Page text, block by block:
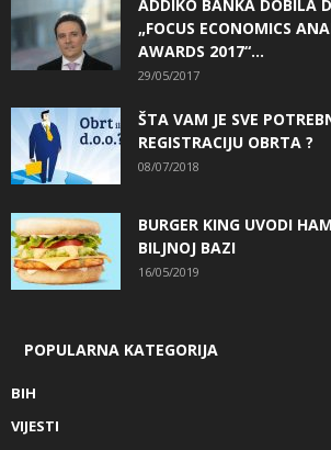
ADDIKO BANKA DOBILA
„FOCUS ECONOMICS
AWARDS 2017“...
29/05/2017
ŠTA VAM JE SVE
REGISTRACIJU OBRTA ?
08/07/2018
BURGER KING UVODI
BILJNOJ BAZI
16/05/2019
POPULARNA KATEGORIJA
BIH
VIJESTI